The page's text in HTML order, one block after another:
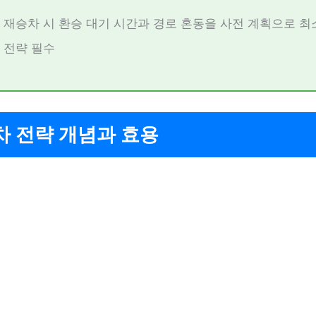
재승차 시 환승 대기 시간과 경로 혼동을 사전 계획으로 최
전략 필수
전략 개념과 효용